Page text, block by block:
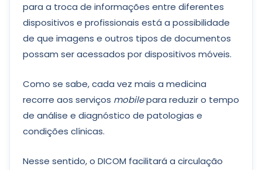
para a troca de informações entre diferentes
dispositivos e profissionais está a possibilidade
de que imagens e outros tipos de documentos
possam ser acessados por dispositivos móveis.
Como se sabe, cada vez mais a medicina
recorre aos serviços mobilepara reduzir o tempo
de análise e diagnóstico de patologias e
condições clínicas.
Nesse sentido, o DICOM facilitará a circulação